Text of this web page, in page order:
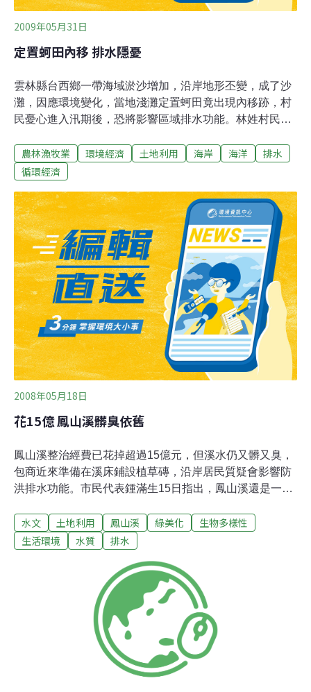
2009年05月31日
定置蚵田內移 排水隱憂
雲林縣台西鄉一帶海域淤沙增加，沿岸地形丕變，成了沙
灘，因應環境變化，當地淺灘定置蚵田竟出現內移跡，村
民憂心進入汛期後，恐將影響區域排水功能。林姓村民指
也影響到海水流向、流速，沿岸淤沙日增，過去在近海淺
灘插竹竿的定置蚵田因水深不足，蚵苗無法懸吊水中汲取
定置蚵田進一步內移後，海口大排河道插滿成片竹管，一
旦上游雜物漂流至此處，極易淤塞，妨害水流。不少村民
反映，遇雨淹水幾已成為當地住戶夢魘，進入汛期後，
7、8月是颱風侵台機率最高時期，若未能及時清除這些定
置蚵田，區域排水功能將大打折扣，相關部門不能坐視潛
藏危機存在不處理。
農林漁牧業 環境經濟 土地利用 海岸 海洋
排水
循環經濟
2008年05月18日
花15億 鳳山溪髒臭依舊
鳳山溪整治經費已花掉超過15億元，但溪水仍又髒又臭，
包商近來準備在溪床鋪設植草磚，沿岸居民質疑會影響防
洪排水功能。市民代表鍾滿生15日指出，鳳山溪還是一條
置。鳳山溪整治計畫是縣府的重大工程之一，近年來已陸
續投注超過15億元經費，由於有關水質改善列在整治計畫
民詬病。鳳山市長許智傑等人15日上午會勘，住岸邊的梁
姓市民及三民里長黃榮貴等人說，以前鳳山溪水位高漲
時，低漥的天公廟地區曾淹水及胸，近年來改善當地排水
系統後，淹水情況才明顯改善，如今要在溪床上植草，居
民擔心又會發生水患。參與會勘的包商代表說，市公所和
里民的意見，包商會提供縣政府水利處參考，居民擔心植
草會影響防洪排水功能，他們將加深子溝深度，增加排水
水文 土地利用 鳳山溪 綠美化
生物多樣性
生活環境
水質 排水